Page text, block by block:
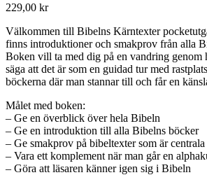
229,00 kr
Välkommen till Bibelns Kärntexter
finns introduktioner och smakprov från alla
Boken vill ta med dig på en vandring genom
säga att det är som en guidad tur med
böckerna där man stannar till och får en
Målet med boken:
– Ge en överblick över hela Bibeln
– Ge en introduktion till alla Bibelns böcker
– Ge smakprov på bibeltexter som är
– Vara ett komplement när man går en
– Göra att läsaren känner igen sig i Bibeln